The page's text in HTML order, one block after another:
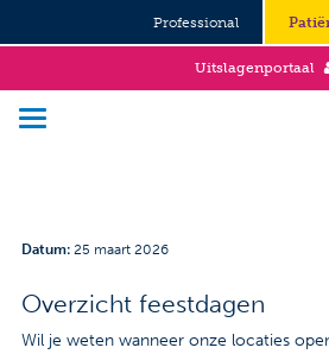
Professional
Uitslagenportaal
Duurzaamheid en Good
Datum: 25 maart 2026
Overzicht feestdagen
Wil je weten wanneer onze locaties